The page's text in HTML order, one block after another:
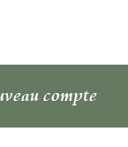
compte